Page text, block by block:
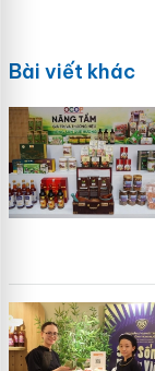
Bài viết khác